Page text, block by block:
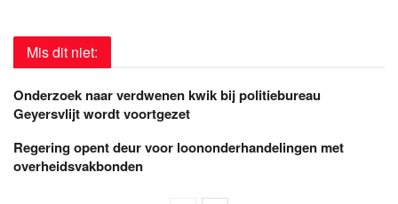
Mis dit niet:
Onderzoek naar verdwenen kwik bij politiebureau
Geyersvlijt wordt voortgezet
Regering opent deur voor loononderhandelingen met
overheidsvakbonden